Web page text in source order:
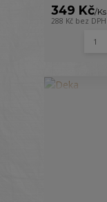
349 Kč/Ks
288 Kč bez DPH